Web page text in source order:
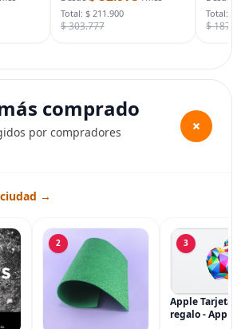
Total: $ 211.900
$ 303.777
Total: $
$
comprado
por compradores
+
→
2 3
Apple Tarjeta
regalo - App